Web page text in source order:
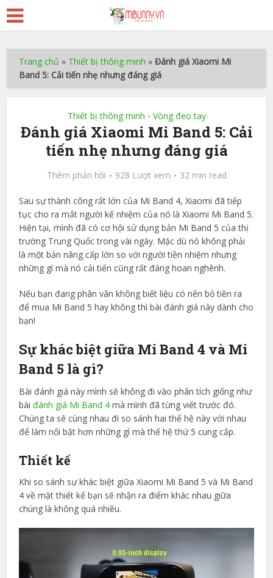
Trang chủ » Thiết bị thông minh »Đánh giá Xiaomi Mi
Band 5: Cải tiến nhẹ nhưng đáng giá
Thiết bị thông minh • Vòng đeo tay
Đánh giá Xiaomi Mi Band 5: Cải
tiến nhẹ nhưng đáng giá
Thêm phản hồi 928 Lượt xem 32 min read
Sau sự thành công rất lớn của Mi Band 4, Xiaomi đã tiếp
tục cho ra mắt người kế nhiệm của nó là Xiaomi Mi Band 5.
Hiện tại, mình đã có cơ hội sử dụng bản Mi Band 5 của thị
trường Trung Quốc trong vài ngày. Mặc dù nó không phải
là một bản nâng cấp lớn so với người tiền nhiệm nhưng
những gì mà nó cải tiến cũng rất đáng hoan nghênh.
Nếu bạn đang phân vân không biết liệu có nên bỏ tiền ra
để mua Mi Band 5 hay không thì bài đánh giá này dành cho
bạn!
Sự khác biệt giữa Mi Band 4 và Mi
Band 5 là gì?
Bài đánh giá này mình sẽ không đi vào phân tích giống như
bàiđánh giá Mi Band 4 mà mình đã từng viết trước đó.
Chúng ta sẽ cùng nhau đi so sánh hai thế hệ này với nhau
để làm nổi bật hơn những gì mà thế hệ thứ 5 cung cấp.
Thiết kế
Khi so sánh sự khác biệt giữa Xiaomi Mi Band 5 và Mi Band
4 về mặt thiết kế bạn sẽ nhận ra điểm khác nhau giữa
chúng là không quá nhiều.